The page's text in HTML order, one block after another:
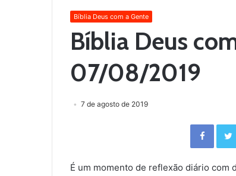
Bíblia Deus com a Gente
Bíblia Deus
07/08/2019
7 de agosto de 2019
Facebook
É um momento de reflexão diário com